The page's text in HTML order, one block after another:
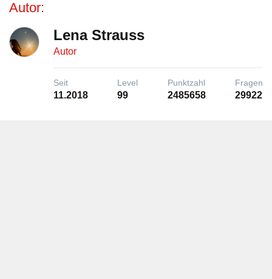
Autor:
Lena Strauss
Autor
Seit
11.2018
Level
99
Punktzahl
2485658
Fragen
29922